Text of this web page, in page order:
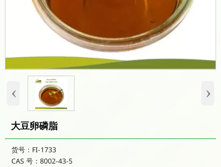
‹ ›
大豆卵磷脂
货号：FI-1733
CAS 号：8002-43-5